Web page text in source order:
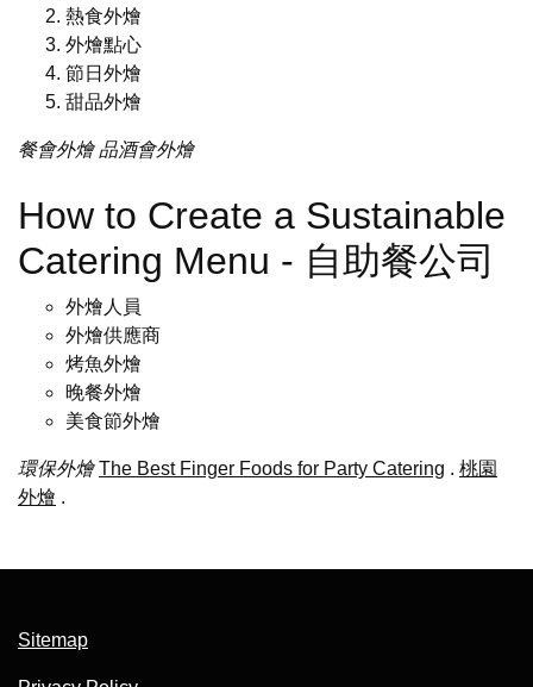
熱食外燴
外燴點心
節日外燴
甜品外燴
餐會外燴 品酒會外燴
How to Create a Sustainable
Catering Menu - 自助餐公司
外燴人員
外燴供應商
烤魚外燴
晚餐外燴
美食節外燴
環保外燴 The Best Finger Foods for Party Catering . 桃園
外燴 .
Sitemap